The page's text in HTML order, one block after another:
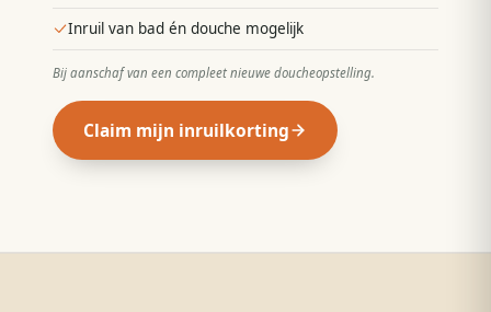
Inruil van bad én douche mogelijk
Bij aanschaf van een compleet nieuwe doucheopstelling.
Claim mijn inruilkorting